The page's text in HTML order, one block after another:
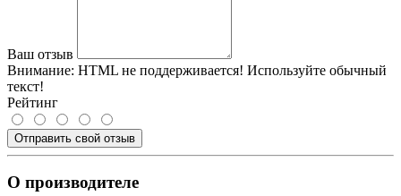
Ваш отзыв
Внимание: HTML не поддерживается! Используйте обычный
текст!
Рейтинг
Отправить свой отзыв
О производителе